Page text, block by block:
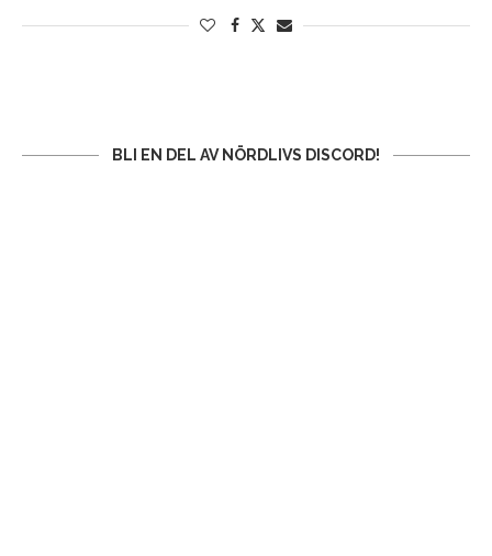
BLI EN DEL AV NÖRDLIVS DISCORD!